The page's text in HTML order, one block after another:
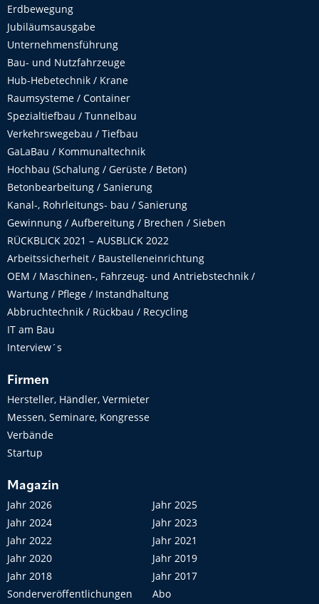
Erdbewegung
Jubiläumsausgabe
Unternehmensführung
Bau- und Nutzfahrzeuge
Hub-Hebetechnik / Krane
Raumsysteme / Container
Spezialtiefbau / Tunnelbau
Verkehrswegebau / Tiefbau
GaLaBau / Kommunaltechnik
Hochbau (Schalung / Gerüste / Beton)
Betonbearbeitung / Sanierung
Kanal-, Rohrleitungs- bau / Sanierung
Gewinnung / Aufbereitung / Brechen / Sieben
RÜCKBLICK 2021 – AUSBLICK 2022
Arbeitssicherheit / Baustelleneinrichtung
OEM / Maschinen-, Fahrzeug- und Antriebstechnik /
Wartung / Pflege / Instandhaltung
Abbruchtechnik / Rückbau / Recycling
IT am Bau
Interview´s
Firmen
Hersteller, Händler, Vermieter
Messen, Seminare, Kongresse
Verbände
Startup
Magazin
Jahr 2026
Jahr 2025
Jahr 2024
Jahr 2023
Jahr 2022
Jahr 2021
Jahr 2020
Jahr 2019
Jahr 2018
Jahr 2017
Sonderveröffentlichungen
Abo